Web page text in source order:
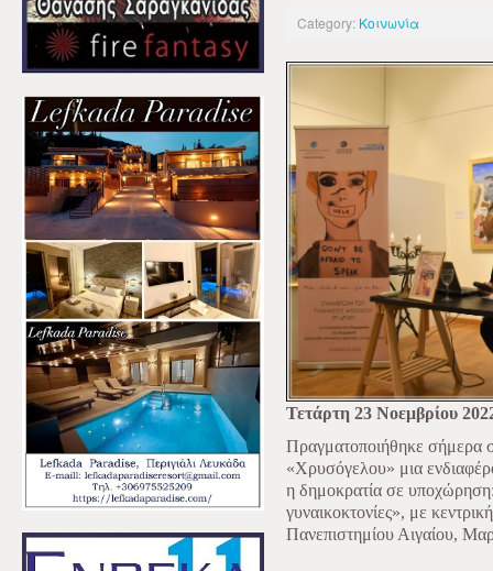
Category: Κοινωνία
Τετάρτη 23 Νοεμβρίου
Πραγματοποιήθηκε σήμερα
«Χρυσόγελου» μια
η δημοκρατία σε
γυναικοκτονίες», με
Πανεπιστημίου Αιγαίου,